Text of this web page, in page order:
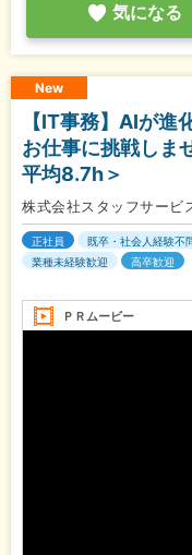
気になる
New
【IT事務】AIが進
お仕事に挑戦しま
平均8.7h＞
株式会社スタッフサー
正社員 既卒・社会人経験不
業種未経験歓迎
高卒歓迎
ＰＲムービー